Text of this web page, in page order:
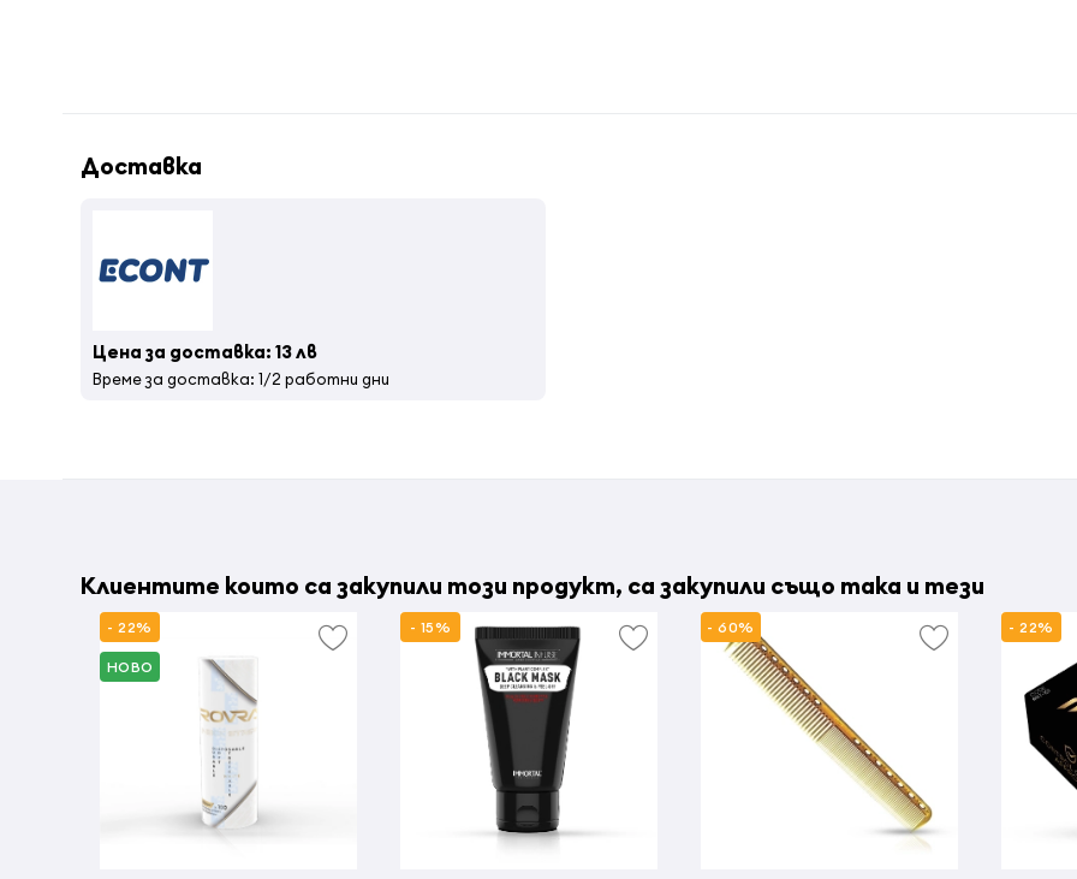
Доставка
Цена за доставка: 13 лв
Време за доставка: 1/2 работни дни
Клиентите които са закупили този продукт, са закупили също така и тези
- 22%
НОВО
- 15% - 60% - 22%